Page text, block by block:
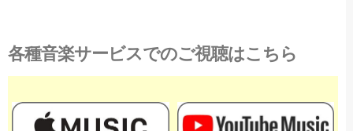
各種音楽サービスでのご視聴はこちら